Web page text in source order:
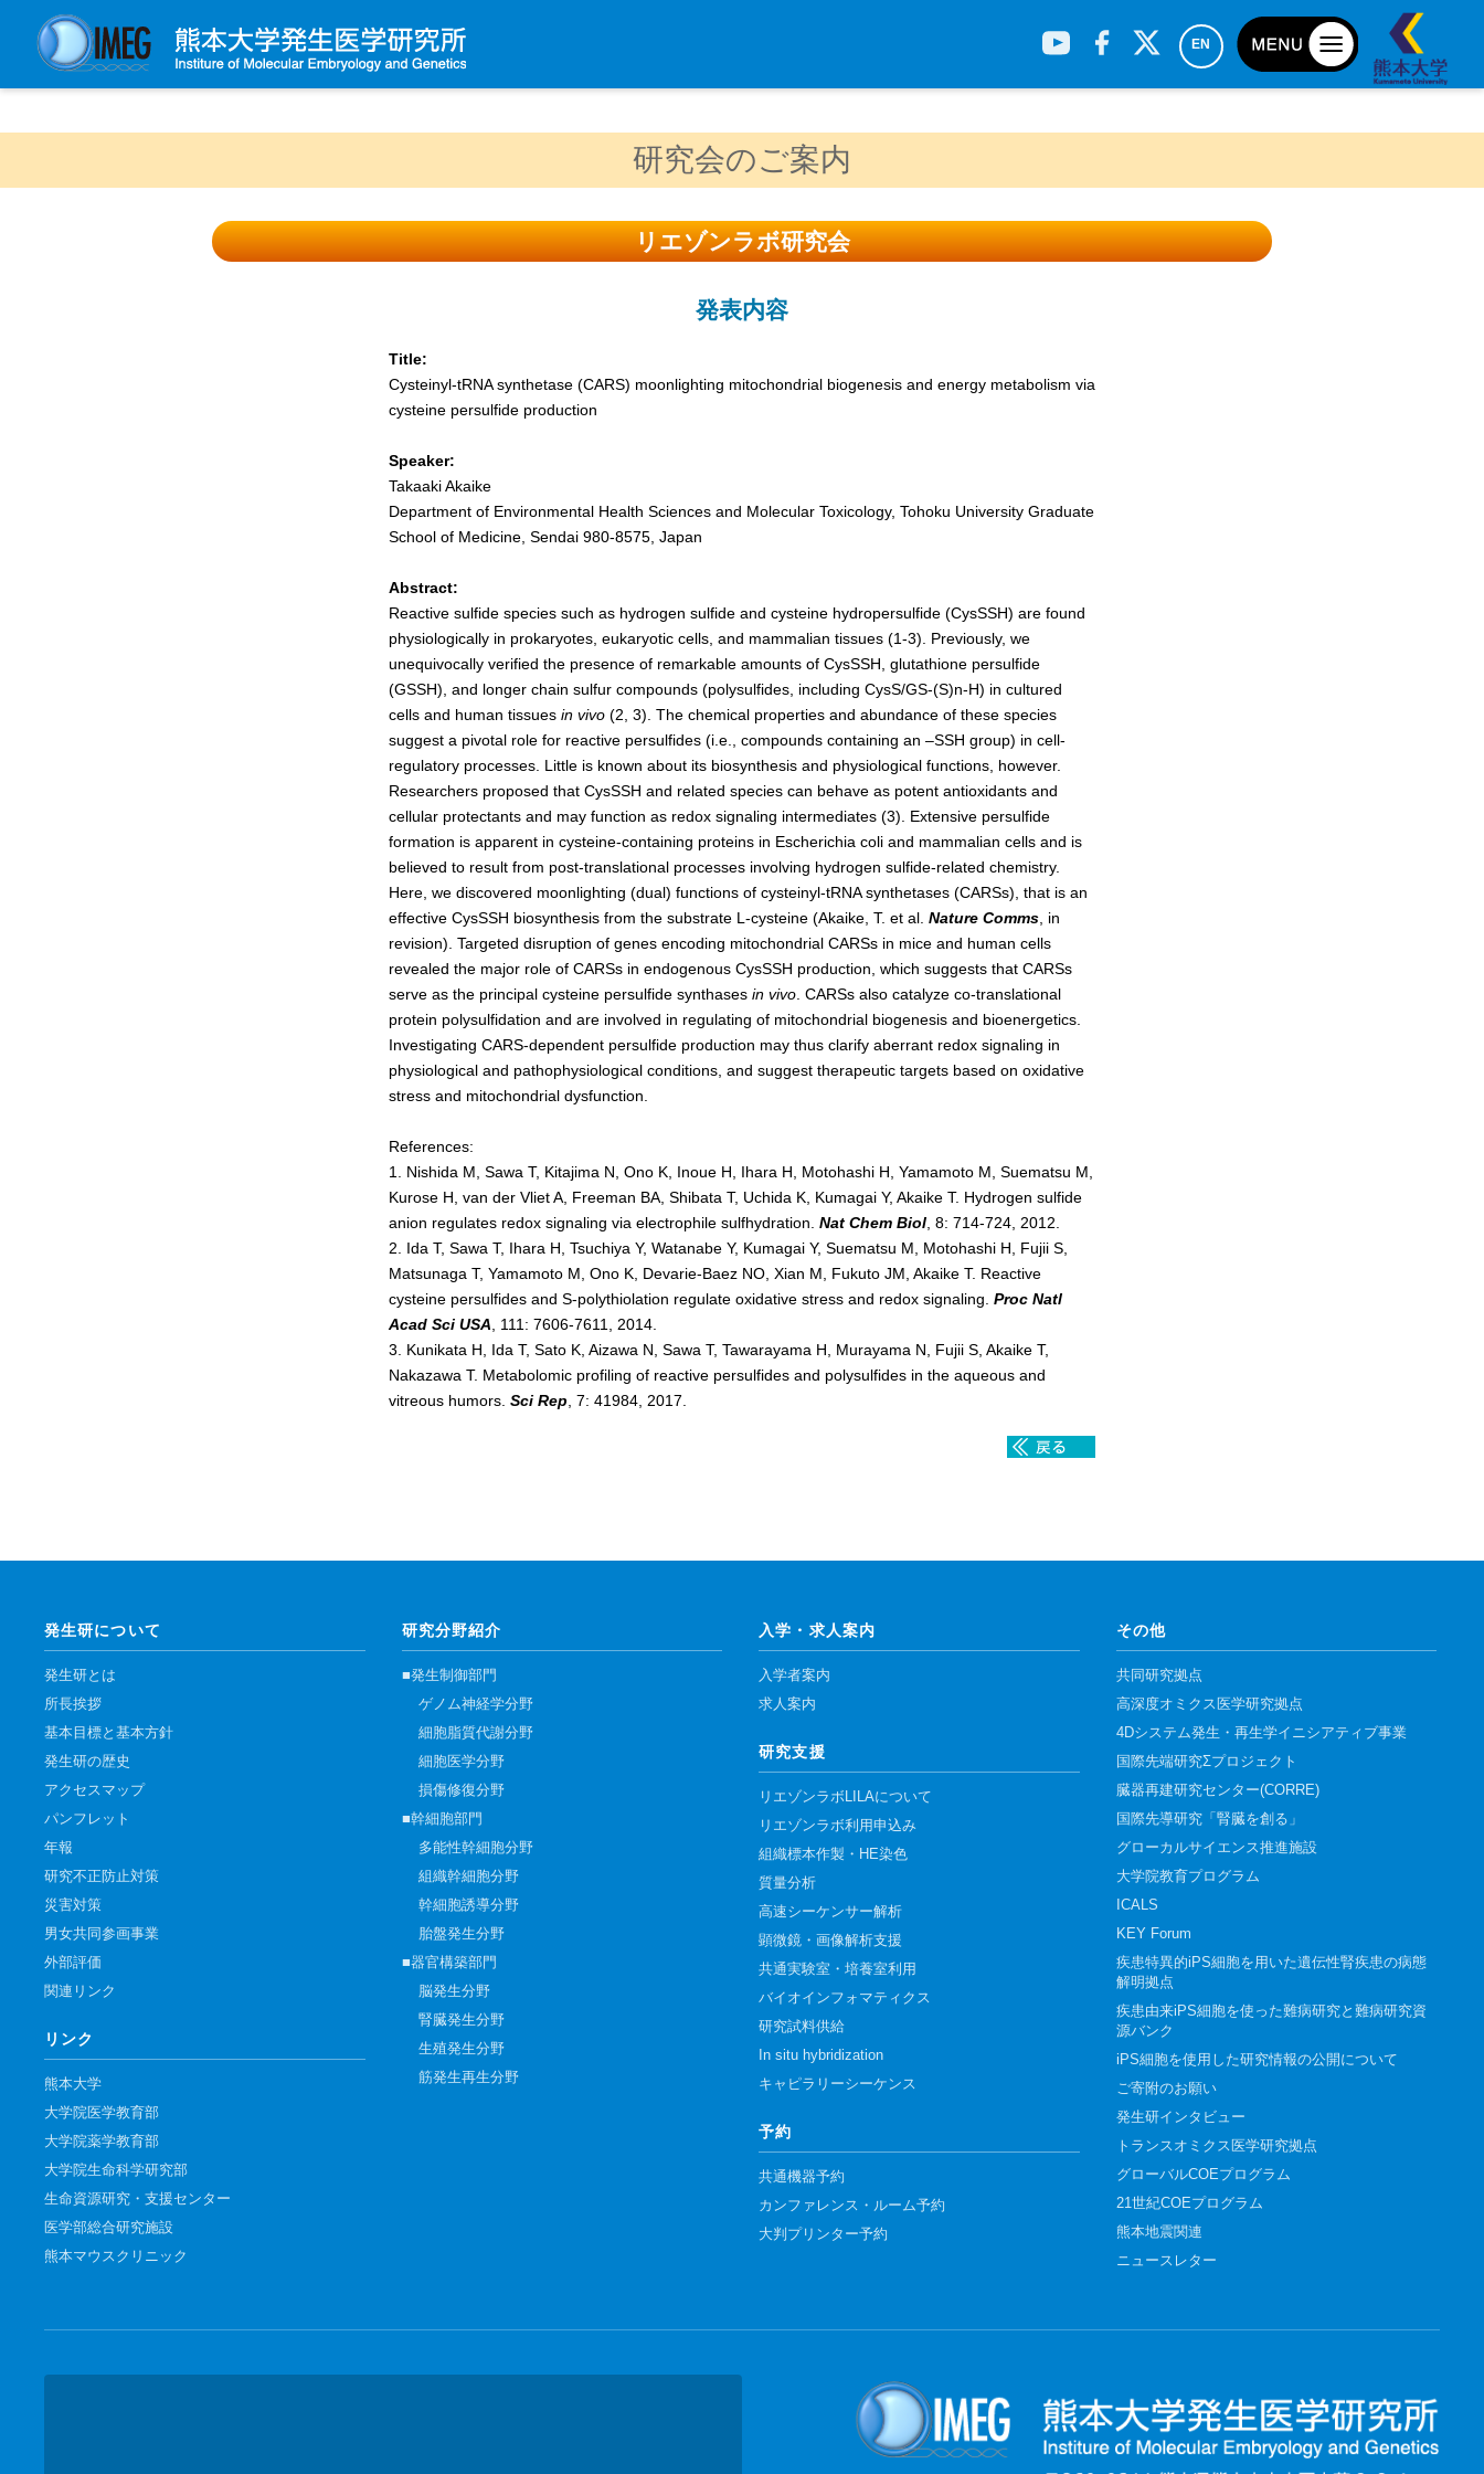
EN
基本目標と基本方針
入学者案内
リエゾンラボLILAについて
組織標本作製・HE染色
研究試料供給
In situ hybridization
キャピラリーシーケンス
予 約
共通機器予約
カンファレンス・ルーム予約
大判プリンター予約
研究会のご案内
リエゾンラボ研究会
発表内容
Title:
Cysteinyl-tRNA synthetase (CARS) moonlighting mitochondrial biogenesis and energy metabolism via
cysteine persulfide production
Speaker:
Takaaki Akaike
Department of Environmental Health Sciences and Molecular Toxicology, Tohoku University Graduate
School of Medicine, Sendai 980-8575, Japan
Abstract:
Reactive sulfide species such as hydrogen sulfide and cysteine hydropersulfide (CysSSH) are found
physiologically in prokaryotes, eukaryotic cells, and mammalian tissues (1-3). Previously, we
unequivocally verified the presence of remarkable amounts of CysSSH, glutathione persulfide
(GSSH), and longer chain sulfur compounds (polysulfides, including CysS/GS-(S)n-H) in cultured
cells and human tissues in vivo (2, 3). The chemical properties and abundance of these species
suggest a pivotal role for reactive persulfides (i.e., compounds containing an –SSH group) in cell-
regulatory processes. Little is known about its biosynthesis and physiological functions, however.
Researchers proposed that CysSSH and related species can behave as potent antioxidants and
cellular protectants and may function as redox signaling intermediates (3). Extensive persulfide
formation is apparent in cysteine-containing proteins in Escherichia coli and mammalian cells and is
believed to result from post-translational processes involving hydrogen sulfide-related chemistry.
Here, we discovered moonlighting (dual) functions of cysteinyl-tRNA synthetases (CARSs), that is an
effective CysSSH biosynthesis from the substrate L-cysteine (Akaike, T. et al. Nature Comms , in
revision). Targeted disruption of genes encoding mitochondrial CARSs in mice and human cells
revealed the major role of CARSs in endogenous CysSSH production, which suggests that CARSs
serve as the principal cysteine persulfide synthases in vivo . CARSs also catalyze co-translational
protein polysulfidation and are involved in regulating of mitochondrial biogenesis and bioenergetics.
Investigating CARS-dependent persulfide production may thus clarify aberrant redox signaling in
physiological and pathophysiological conditions, and suggest therapeutic targets based on oxidative
stress and mitochondrial dysfunction.
References:
1. Nishida M, Sawa T, Kitajima N, Ono K, Inoue H, Ihara H, Motohashi H, Yamamoto M, Suematsu M,
Kurose H, van der Vliet A, Freeman BA, Shibata T, Uchida K, Kumagai Y, Akaike T. Hydrogen sulfide
anion regulates redox signaling via electrophile sulfhydration. Nat Chem Biol , 8: 714-724, 2012.
2. Ida T, Sawa T, Ihara H, Tsuchiya Y, Watanabe Y, Kumagai Y, Suematsu M, Motohashi H, Fujii S,
Matsunaga T, Yamamoto M, Ono K, Devarie-Baez NO, Xian M, Fukuto JM, Akaike T. Reactive
cysteine persulfides and S-polythiolation regulate oxidative stress and redox signaling. Proc Natl
Acad Sci USA , 111: 7606-7611, 2014.
3. Kunikata H, Ida T, Sato K, Aizawa N, Sawa T, Tawarayama H, Murayama N, Fujii S, Akaike T,
Nakazawa T. Metabolomic profiling of reactive persulfides and polysulfides in the aqueous and
vitreous humors. Sci Rep , 7: 41984, 2017.
発生研について
発生研とは
所長挨拶
基本目標と基本方針
発生研の歴史
アクセスマップ
パンフレット
年報
研究不正防止対策
災害対策
男女共同参画事業
外部評価
関連リンク
リンク
熊本大学
大学院医学教育部
大学院薬学教育部
大学院生命科学研究部
生命資源研究・支援センター
医学部総合研究施設
熊本マウスクリニック
研究分野紹介
■発生制御部門
ゲノム神経学分野
細胞脂質代謝分野
細胞医学分野
損傷修復分野
■幹細胞部門
多能性幹細胞分野
組織幹細胞分野
幹細胞誘導分野
胎盤発生分野
■器官構築部門
脳発生分野
腎臓発生分野
生殖発生分野
筋発生再生分野
入学・求人案内
入学者案内
求人案内
研究支援
リエゾンラボLILAについて
リエゾンラボ利用申込み
組織標本作製・HE染色
質量分析
高速シーケンサー解析
顕微鏡・画像解析支援
共通実験室・培養室利用
バイオインフォマティクス
研究試料供給
In situ hybridization
キャピラリーシーケンス
予約
共通機器予約
カンファレンス・ルーム予約
大判プリンター予約
その他
共同研究拠点
高深度オミクス医学研究拠点
4Dシステム発生・再生学イニシアティブ事業
国際先端研究Σプロジェクト
臓器再建研究センター(CORRE)
国際先導研究「腎臓を創る」
グローカルサイエンス推進施設
大学院教育プログラム
ICALS
KEY Forum
疾患特異的iPS細胞を用いた遺伝性腎疾患の病態
解明拠点
疾患由来iPS細胞を使った難病研究と難病研究資
源バンク
iPS細胞を使用した研究情報の公開について
ご寄附のお願い
発生研インタビュー
トランスオミクス医学研究拠点
グローバルCOEプログラム
21世紀COEプログラム
熊本地震関連
ニュースレター